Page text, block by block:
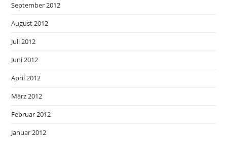
September 2012
August 2012
Juli 2012
Juni 2012
April 2012
März 2012
Februar 2012
Januar 2012